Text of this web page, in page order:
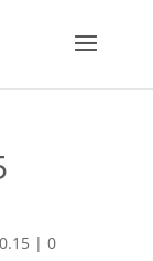
| 0